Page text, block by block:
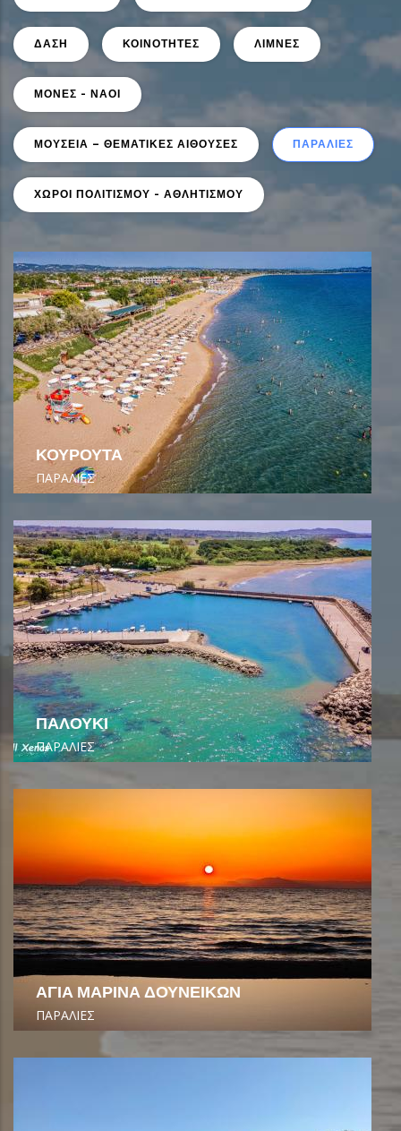
ΔΑΣΗ ΚΟΙΝΟΤΗΤΕΣ ΛΙΜΝΕΣ
ΜΟΝΕΣ - ΝΑΟΙ
ΜΟΥΣΕΙΑ – ΘΕΜΑΤΙΚΕΣ ΑΙΘΟΥΣΕΣ ΠΑΡΑΛΙΕΣ
ΧΩΡΟΙ ΠΟΛΙΤΙΣΜΟΥ - ΑΘΛΗΤΙΣΜΟΥ
ΚΟΥΡΟΥΤΑ
ΠΑΡΑΛΙΕΣ
ΠΑΛΟΥΚΙ
ΠΑΡΑΛΙΕΣ
ΑΓΙΑ ΜΑΡΙΝΑ ΔΟΥΝΕΙΚΩΝ
ΠΑΡΑΛΙΕΣ